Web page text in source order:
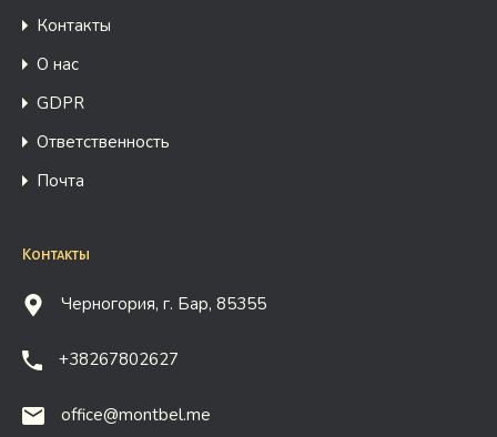
Контакты
О нас
GDPR
Ответственность
Почта
Контакты
Черногория, г. Бар, 85355
+38267802627
office@montbel.me